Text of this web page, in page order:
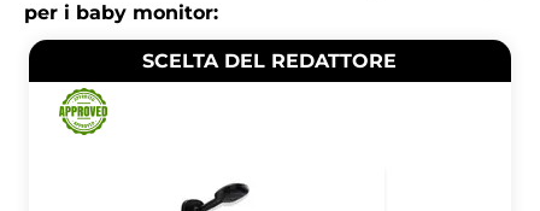
per i baby monitor:
SCELTA DEL REDATTORE